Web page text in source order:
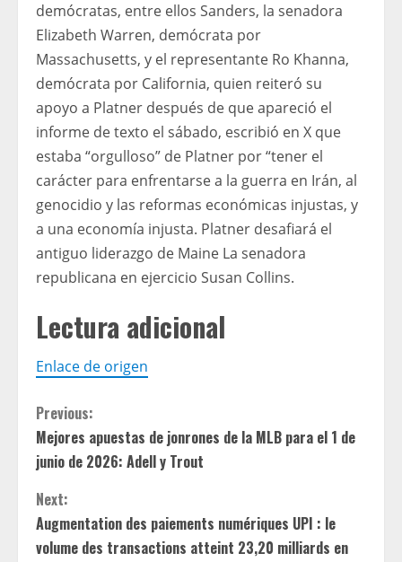
demócratas, entre ellos Sanders, la senadora
Elizabeth Warren, demócrata por
Massachusetts, y el representante Ro Khanna,
demócrata por California, quien reiteró su
apoyo a Platner después de que apareció el
informe de texto el sábado, escribió en X que
estaba “orgulloso” de Platner por “tener el
carácter para enfrentarse a la guerra en Irán, al
genocidio y las reformas económicas injustas, y
a una economía injusta. Platner desafiará el
antiguo liderazgo de Maine La senadora
republicana en ejercicio Susan Collins.
Lectura adicional
Enlace de origen
C
o
n
t
Previous:
Mejores apuestas de jonrones de la MLB para el 1 de
junio de 2026: Adell y Trout
Next:
Augmentation des paiements numériques UPI : le
volume des transactions atteint 23,20 milliards en